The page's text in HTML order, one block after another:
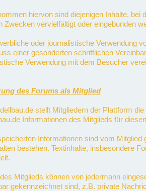
hiervon sind diejenigen Inhalte, bei
Zwecken vervielfältigt oder eingebunden
oder journalistische Verwendung
einer gesonderten schriftlichen
Verwendung mit dem Besucher
des Forums als Mitglied
stellt Mitgliedern der Plattform
Informationen des Mitglieds für
Informationen sind vom
bestehen. Textinhalte, insbesondere
Mitglieds können von jedermann
gekennzeichnet sind, z.B. private